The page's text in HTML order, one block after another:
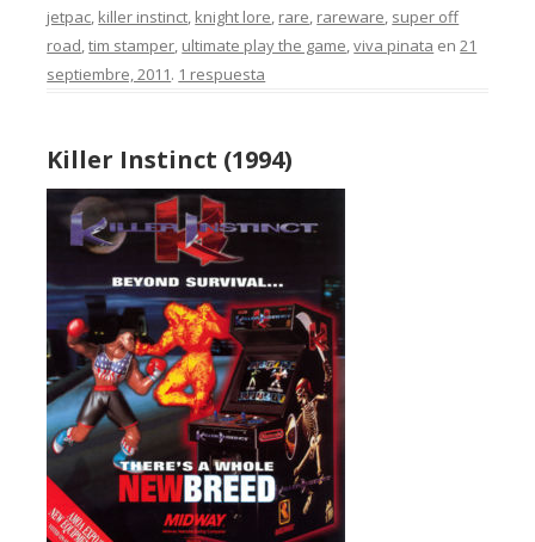
jetpac killer instinct knight lore rare rareware super off
road ,tim stamper ultimate play the game ,viva pinata en21
septiembre, 2011. 1 respuesta
Killer Instinct (1994)